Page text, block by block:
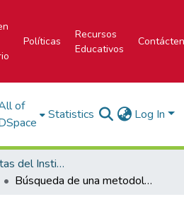
Políticas
Recursos
Educativos
of
Statistics Log In
Portal de Revistas del Instituto Tecnológico de Costa Rica
Búsqueda de una metodología para resolver el problema del job shop